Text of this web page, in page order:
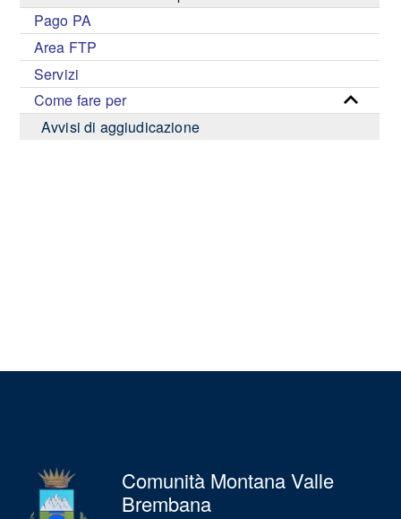
Pago PA
Area FTP
Servizi
Come fare per
Avvisi di aggiudicazione
Comunità Montana Valle
Brembana